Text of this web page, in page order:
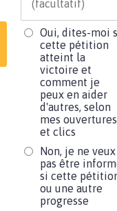
Oui, dites-moi
cette pétition
atteint la
victoire et
comment je
peux en aider
d'autres, selon
mes ouvertures
et clics
Non, je ne veux
pas être
si cette
ou une autre
progresse